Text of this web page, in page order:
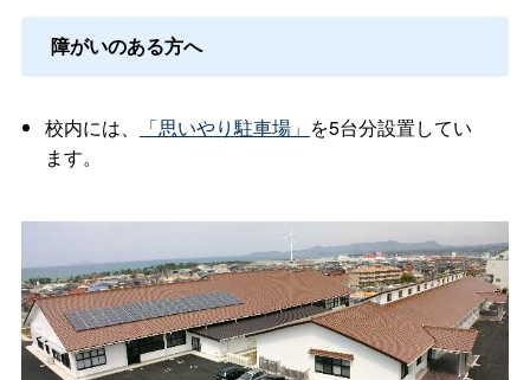
障がいのある方へ
校内には、 「思いやり駐車場」 を5台分設置してい
ます。